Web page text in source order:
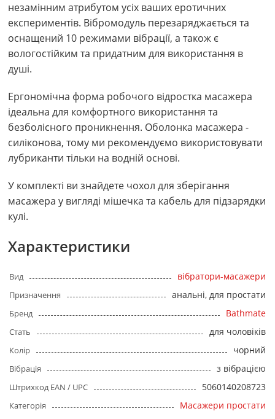
незамінним атрибутом усіх ваших еротичних
експериментів. Вібромодуль перезаряджається та
оснащений 10 режимами вібрації, а також є
вологостійким та придатним для використання в
душі.
Ергономічна форма робочого відростка масажера
ідеальна для комфортного використання та
безболісного проникнення. Оболонка масажера -
силіконова, тому ми рекомендуємо використовувати
лубриканти тільки на водній основі.
У комплекті ви знайдете чохол для зберігання
масажера у вигляді мішечка та кабель для підзарядки
кулі.
Характеристики
Вид вібратори-масажери
Призначення анальні, для простати
Бренд Bathmate
Стать для чоловіків
Колір чорний
Вібрація з вібрацією
Штрихкод EAN / UPC 5060140208723
Категорія Масажери простати